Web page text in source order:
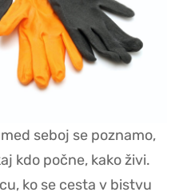
seboj se poznamo,
kdo počne, kako živi.
ko se cesta v bistvu